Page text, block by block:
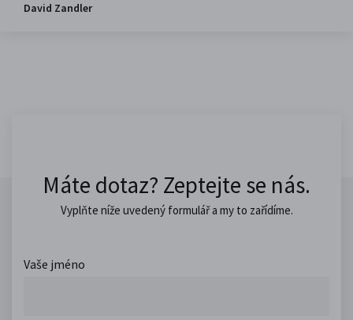
David Zandler
Máte dotaz? Zeptejte se nás.
Vyplňte níže uvedený formulář a my to zařídíme.
Vaše jméno